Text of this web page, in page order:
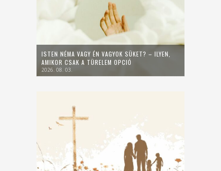
ISTEN NÉMA VAGY ÉN VAGYOK SÜKET? – ILYEN,
AMIKOR CSAK A TÜRELEM OPCIÓ
2026. 08. 03.